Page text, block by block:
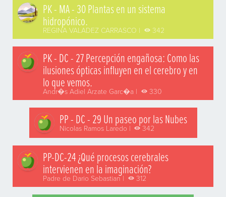
PK - MA - 30 Plantas en un sistema
hidropónico.
REGINA VALADEZ CARRASCO | 342
PK - DC - 27 Percepción engañosa: Como las
ilusiones ópticas influyen en el cerebro y en
lo que vemos.
Andr�s Adiel Arzate Garc�a | 330
PP - DC - 29 Un paseo por las Nubes
Nicolas Ramos Laredo | 342
PP-DC-24 ¿Qué procesos cerebrales
intervienen en la imaginación?
Padre de Dario Sebastian | 312